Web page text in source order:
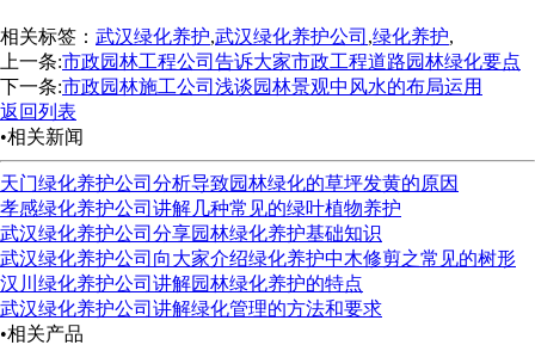
相关标签： 武汉绿化养护,武汉绿化养护公司 ,绿化养护,
上一条:市政园林工程公司告诉大家市政工程道路园林绿化要点
下一条:市政园林施工公司浅谈园林景观中风水的布局运用
返回列表
•相关新闻
天门绿化养护公司分析导致园林绿化的草坪发黄的原因
孝感绿化养护公司讲解几种常见的绿叶植物养护
武汉绿化养护公司分享园林绿化养护基础知识
武汉绿化养护公司向大家介绍绿化养护中木修剪之常见的树形
汉川绿化养护公司讲解园林绿化养护的特点
武汉绿化养护公司讲解绿化管理的方法和要求
•相关产品